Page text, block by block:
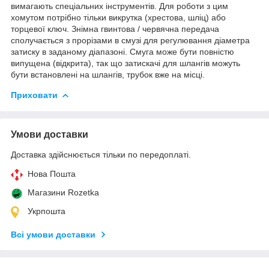
вимагають спеціальних інструментів. Для роботи з цим
хомутом потрібно тільки викрутка (хрестова, шліц) або
торцевої ключ. Знімна гвинтова / червячна передача
сполучається з прорізами в смузі для регулювання діаметра
затиску в заданому діапазоні. Смуга може бути повністю
випущена (відкрита), так що затискачі для шлангів можуть
бути встановлені на шлангів, трубок вже на місці.
Приховати
Умови доставки
Доставка здійснюється тільки по передоплаті.
Нова Пошта
Магазини Rozetka
Укрпошта
Всі умови доставки